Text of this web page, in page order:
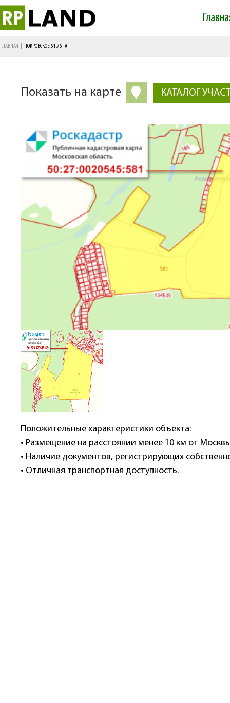
Main menu
ГЛАВНАЯ ПОКРОВСКОЕ 61,76 ГА
Показать на карте КАТАЛОГ
Положительные характеристики объекта:
• Размещение на расстоянии менее 10 км от
• Наличие документов, регистрирующих
• Отличная транспортная доступность.